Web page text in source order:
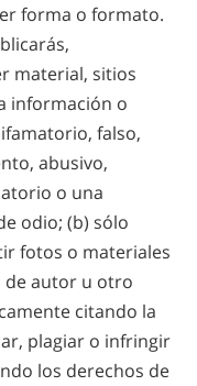
forma o formato.
material, sitios
información o
falso,
abusivo,
o una
odio; (b) sólo
fotos o materiales
de autor u otro
citando la
plagiar o infringir
los derechos de